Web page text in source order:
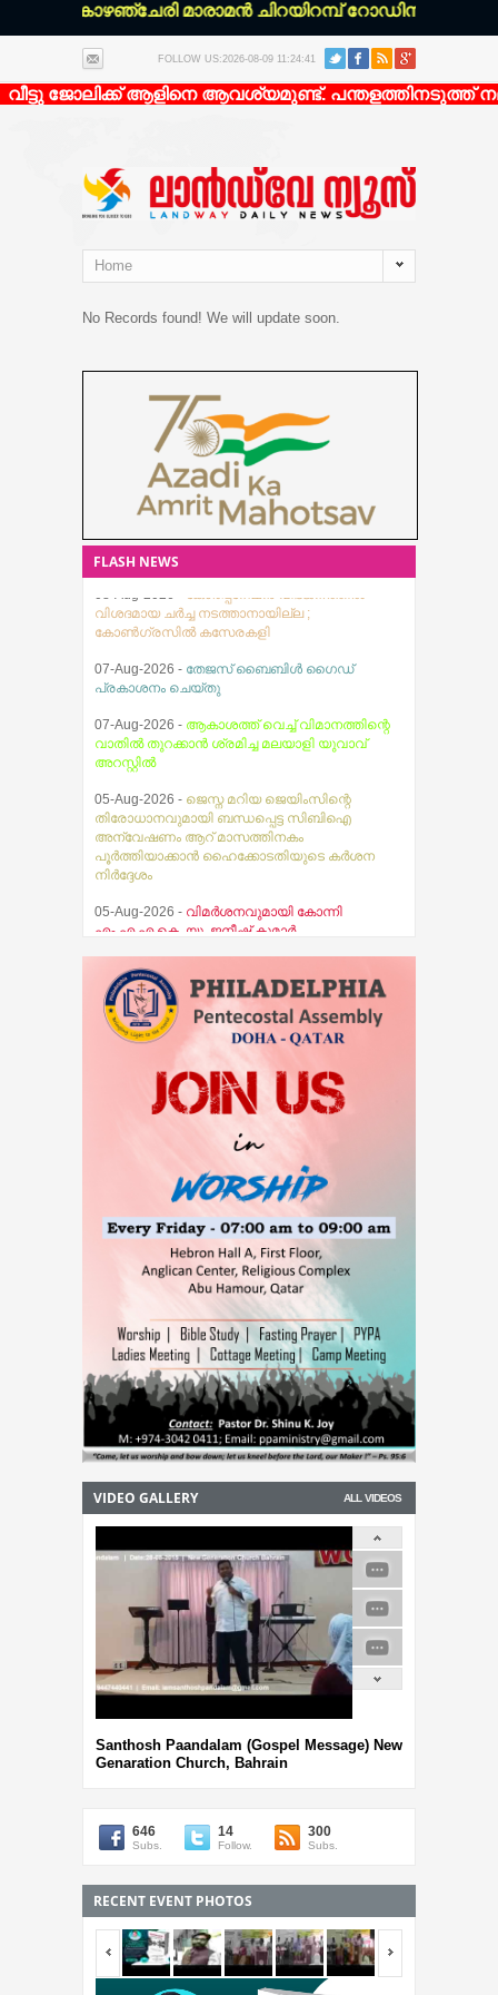
കോഴഞ്ചേരി മാരാമൻ ചിറയിറമ്പ് റോഡിന് ഏകദേശം
FOLLOW US:2026-08-09 11:24:41
ജോലിക്ക് ആളിനെ ആവശ്യമുണ്ട്. പന്തളത്തിനടുത്ത്
Home
No Records found! We will update soon.
FLASH NEWS
08-Aug-2026 -
കോർപ്പറേഷൻ വിഭജനത്തിൽ
വിശദമായ ചർച്ച നടത്താനായില്ല ;
കോൺഗ്രസിൽ കസേരകളി
07-Aug-2026 -
തേജസ് ബൈബിൾ ഗൈഡ്
പ്രകാശനം ചെയ്തു
07-Aug-2026 -ആകാശത്ത് വെച്ച് വിമാനത്തിന്റെ
വാതിൽ തുറക്കാൻ ശ്രമിച്ച മലയാളി യുവാവ്
അറസ്റ്റിൽ
05-Aug-2026 -ജെസ്ന മറിയ ജെയിംസിന്റെ
തിരോധാനവുമായി ബന്ധപ്പെട്ട സിബിഐ
അന്വേഷണം ആറ് മാസത്തിനകം
പൂര്‍ത്തിയാക്കാന്‍ ഹൈക്കോടതിയുടെ കര്‍ശന
നിര്‍ദ്ദേശം
05-Aug-2026 -
വിമർശനവുമായി കോന്നി
05-Aug-2026 -
മഴക്കെടുതികൾക്ക് പിന്നാലെ
സംസ്ഥാനത്ത് ഇൻഫ്ലുവൻസ, H1N1
രോഗബാധിതരുടെ എണ്ണത്തിൽ വൻ വർദ്ധനവ്
പാപ്പാനെ ആന കുത്തിക്കൊന്നു
08-Aug-2026 -മുഖ്യമന്ത്രി അമേരിക്കൻ
കൊച്ചിയിൽ കൂടിക്കാഴ്ച നടത്തി
ALL VIDEOS
VIDEO GALLERY
Santhosh Paandalam (Gospel Message) New
Genaration Church, Bahrain
646
Subs.
14
Follow.
300
Subs.
RECENT EVENT PHOTOS
<span></span>